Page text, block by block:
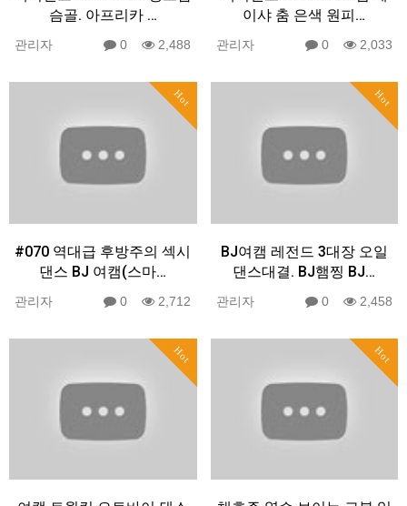
슴골. 아프리카 …
관리자 0 2,488
이샤 춤 은색 원피…
관리자 0 2,033
Hot
#070 역대급 후방주의 섹시
댄스 BJ 여캠(스마…
관리자 0 2,712
Hot
BJ여캠 레전드 3대장 오일
댄스대결. BJ햄찡 BJ…
관리자 0 2,458
Hot Hot